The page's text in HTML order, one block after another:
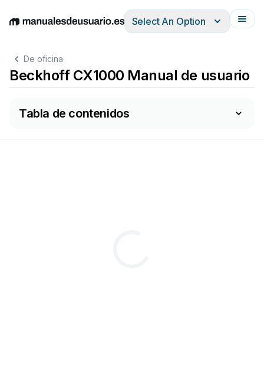
EnglishDeutschEspañolItalianoFrançais
Select An Option
De oficina
Beckhoff CX1000 Manual de usuario
Tabla de contenidos